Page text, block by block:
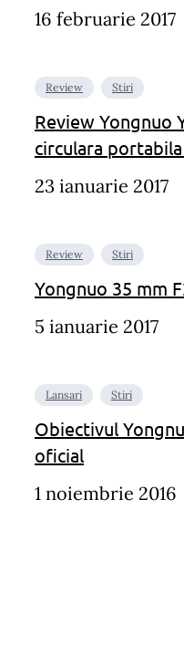
16 februarie 2017
Review Stiri
Review Yongnuo
circulara
23 ianuarie 2017
Review Stiri
Yongnuo 35 mm
5 ianuarie 2017
Lansari Stiri
Obiectivul
oficial
1 noiembrie 2016